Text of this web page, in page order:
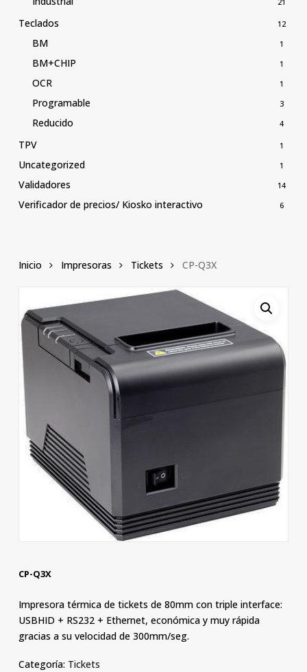
Teclados 12
BM 1
BM+CHIP 1
OCR 1
Programable 3
Reducido 4
TPV 1
Uncategorized 1
Validadores 14
Verificador de precios/ Kiosko interactivo 6
Inicio Impresoras Tickets CP-Q3X
CP-Q3X
Impresora térmica de tickets de 80mm con triple interface:
USBHID + RS232 + Ethernet, económica y muy rápida
gracias a su velocidad de 300mm/seg.
Categoría: Tickets